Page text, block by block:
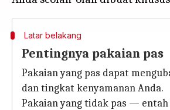
Latar belakang
Pentingnya pakaian pas
Pakaian yang pas dapat
dan tingkat kenyamanan Anda.
Pakaian yang tidak pas —